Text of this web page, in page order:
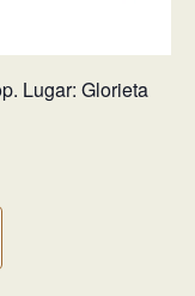
Lugar: Glorieta